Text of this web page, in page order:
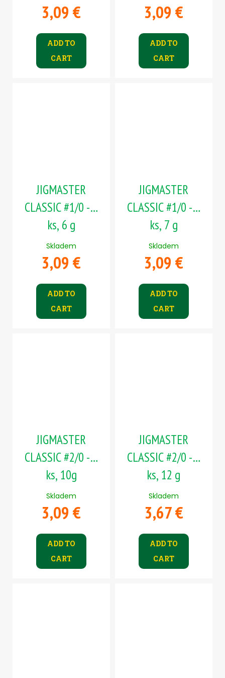
3,09 €
ADD TO
CART
3,09 €
ADD TO
CART
JIGMASTER
CLASSIC #1/0 - 5
ks, 6 g
Skladem
3,09 €
ADD TO
CART
JIGMASTER
CLASSIC #1/0 - 5
ks, 7 g
Skladem
3,09 €
ADD TO
CART
JIGMASTER
CLASSIC #2/0 - 5
ks, 10g
Skladem
3,09 €
ADD TO
CART
JIGMASTER
CLASSIC #2/0 - 5
ks, 12 g
Skladem
3,67 €
ADD TO
CART